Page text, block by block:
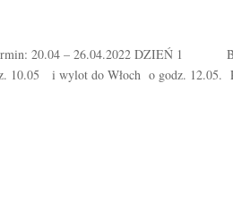
20.04 – 26.04.2022 DZIEŃ 1
10.05 i wylot do Włoch o godz.